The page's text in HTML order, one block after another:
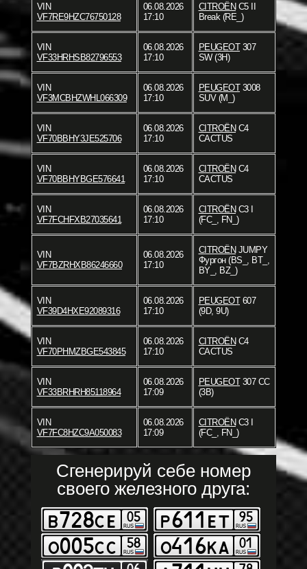
VIN
VF7RE9HZC76750128
06.08.2026
17:10
CITROËN C5 II
Break (RE_)
VIN
VF33HRHSB82796553
06.08.2026
17:10
PEUGEOT307
SW (3H)
VIN
VF3MCBHZWHL066309
06.08.2026
17:10
PEUGEOT3008
SUV (M_)
VIN
VF70BBHY3JE525706
06.08.2026
17:10
CITROËN C4
CACTUS
VIN
VF70BBHYBGE576641
06.08.2026
17:10
CITROËN C4
CACTUS
VIN
VF7FCHFXB27035641
06.08.2026
17:10
CITROËN C3 I
(FC_, FN_)
VIN
VF7BZRHXB86246660
06.08.2026
17:10
CITROËN JUMPY
Фургон (BS_, BT_,
BY_, BZ_)
VIN
VF39D4HXE92089316
06.08.2026
17:10
PEUGEOT607
(9D, 9U)
VIN
VF70PHMZBGE543845
06.08.2026
17:10
CITROËN C4
CACTUS
VIN
VF33BRHRH85118964
06.08.2026
17:09
PEUGEOT307 CC
(3B)
VIN
VF7FC8HZC9A050083
06.08.2026
17:09
CITROËN C3 I
(FC_, FN_)
Сгенерируй себе номер
своего железного друга: